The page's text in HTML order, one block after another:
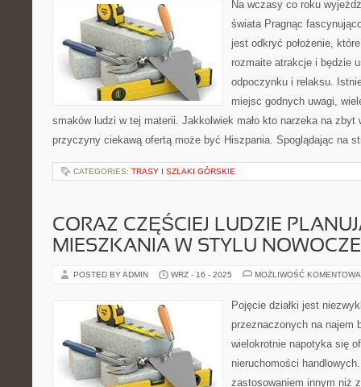
Na wczasy co roku
świata Pragnąc
jest odkryć położenie,
rozmaite atrakcje i będzie
odpoczynku i relaksu.
miejsc godnych uwagi,
smaków ludzi w tej materii. Jakkolwiek mało kto narzeka na zbyt
przyczyny ciekawą ofertą może być Hiszpania. Spoglądając na
CATEGORIES: TRASY I SZLAKI GÓRSKIE
CORAZ CZĘŚCIEJ LUDZIE
MIESZKANIA W STYLU
POSTED BY ADMIN WRZ - 16 - 2025 MOŻLIWOŚĆ
Pojęcie działki jest
przeznaczonych na najem
wielokrotnie napotyka się
nieruchomości
zastosowaniem innym niż